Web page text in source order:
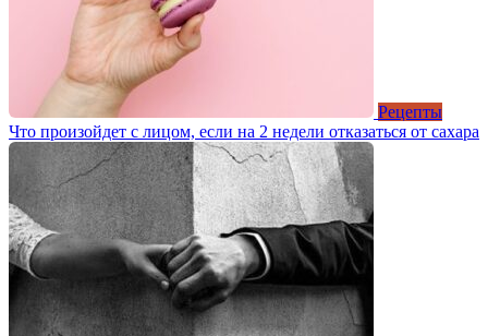
Рецепты
Что произойдет с лицом, если на 2 недели отказаться от сахара